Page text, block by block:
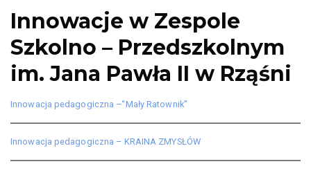
Innowacje w Zespole
Szkolno – Przedszkolnym
im. Jana Pawła II w Rząśni
Innowacja pedagogiczna –“Mały Ratownik”
Innowacja pedagogiczna – KRAINA ZMYSŁÓW